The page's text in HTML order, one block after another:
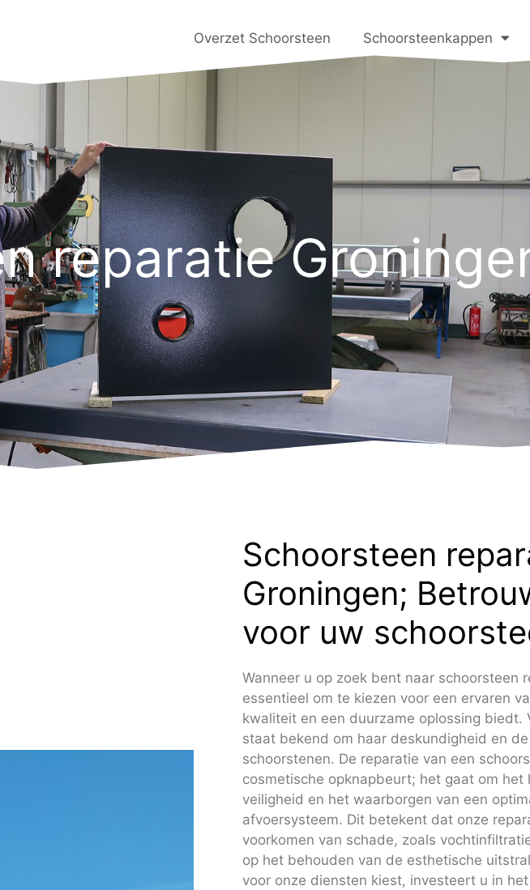
Overzet Schoorsteen Schoorsteenkappen
reparatie
Schoorsteen
Groningen;
voor uw
Wanneer u op zoek bent naar schoorsteen
essentieel om te kiezen voor een ervaren
kwaliteit en een duurzame oplossing biedt.
staat bekend om haar deskundigheid en
schoorstenen. De reparatie van een
cosmetische opknapbeurt; het gaat om
veiligheid en het waarborgen van een
afvoersysteem. Dit betekent dat onze
voorkomen van schade, zoals
op het behouden van de esthetische
voor onze diensten kiest, investeert u in